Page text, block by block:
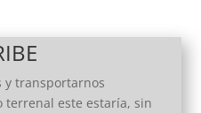
y transportarnos
terrenal este estaría, sin